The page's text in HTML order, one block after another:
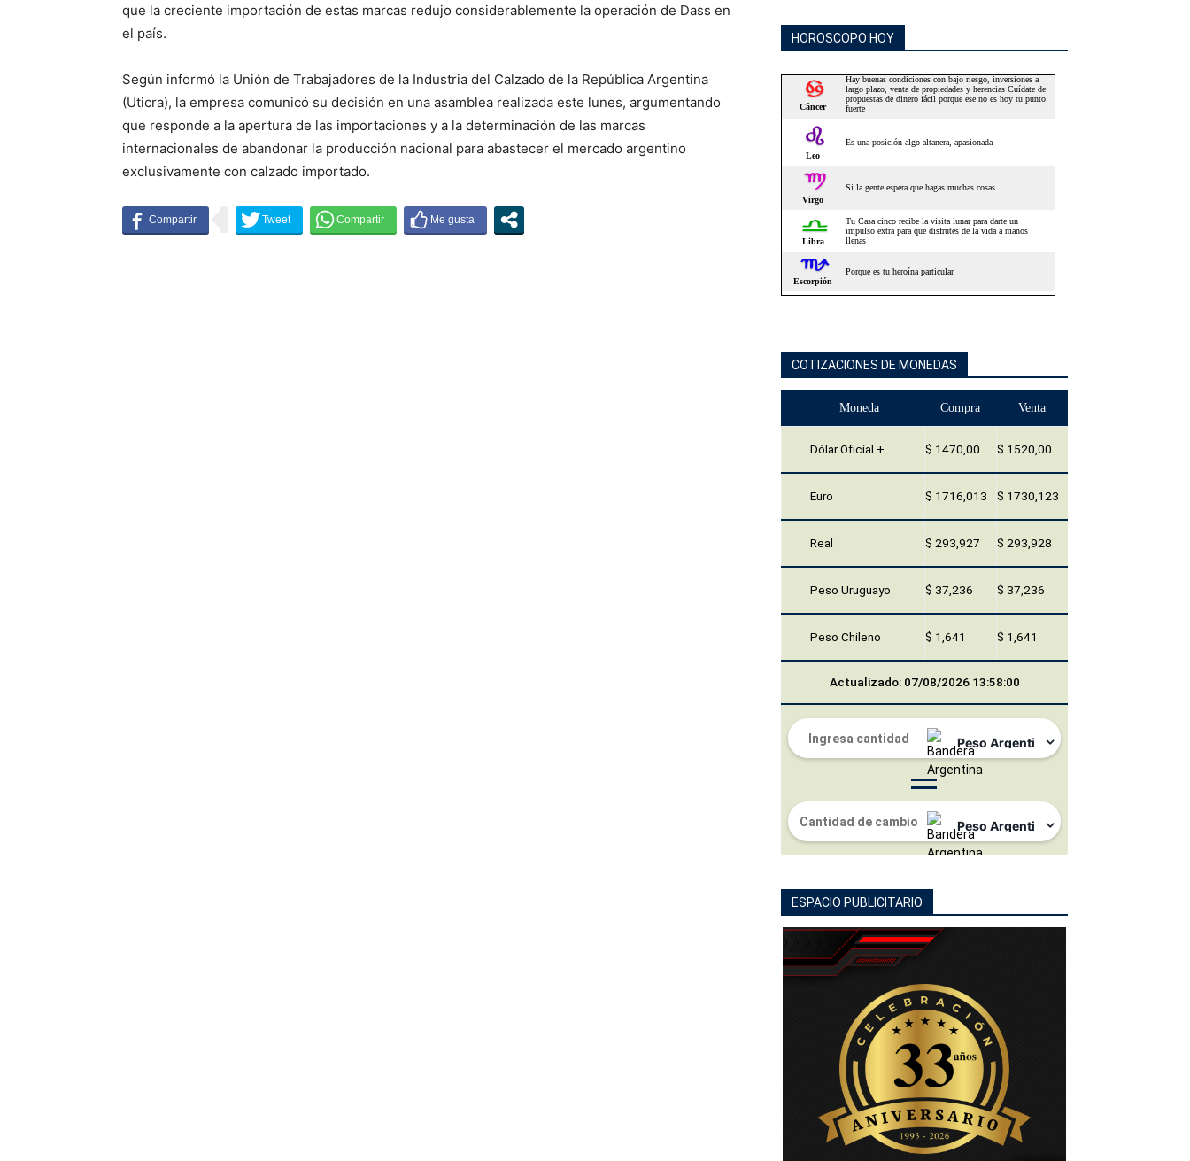
que la creciente importación de estas marcas redujo considerablemente la operación de Dass en
el país.
Según informó la Unión de Trabajadores de la Industria del Calzado de la República Argentina
(Uticra), la empresa comunicó su decisión en una asamblea realizada este lunes, argumentando
que responde a la apertura de las importaciones y a la determinación de las marcas
internacionales de abandonar la producción nacional para abastecer el mercado argentino
exclusivamente con calzado importado.
HOROSCOPO HOY
COTIZACIONES DE MONEDAS
Moneda Compra Venta
Dólar Oficial + $ 1470,00 $ 1520,00
Euro $ 1716,013 $ 1730,123
Real $ 293,927 $ 293,928
Peso Uruguayo $ 37,236 $ 37,236
Peso Chileno $ 1,641 $ 1,641
Actualizado: 07/08/2026 13:58:00
ESPACIO PUBLICITARIO